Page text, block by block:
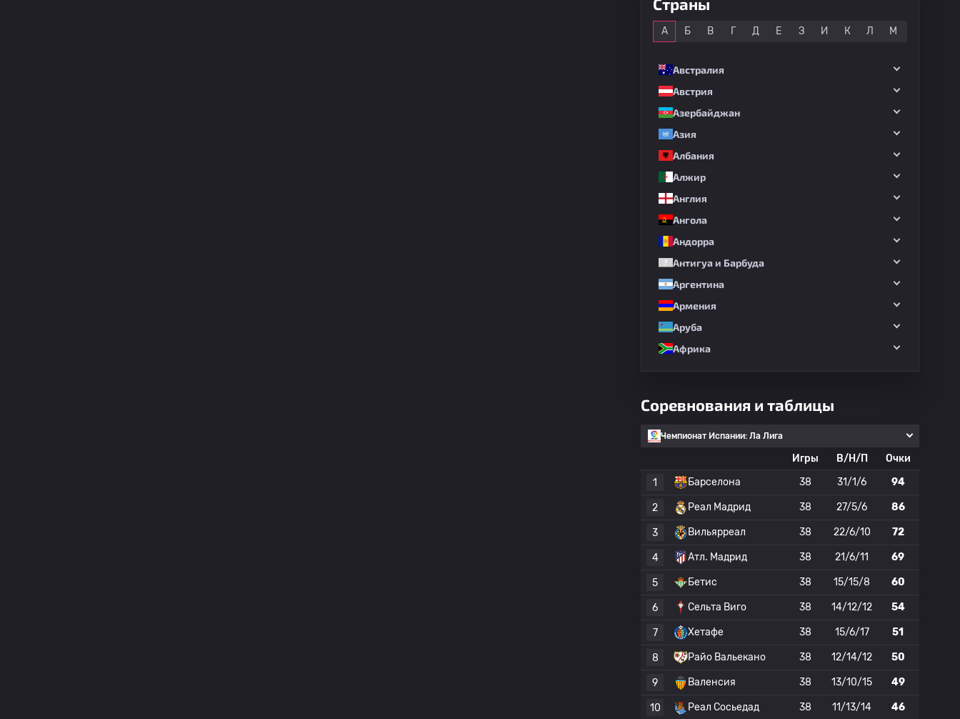
А Б В Г Д Е З И К Л М
Австралия
Австрия
Азербайджан
Азия
Албания
Алжир
Англия
Ангола
Андорра
Антигуа и Барбуда
Аргентина
Армения
Аруба
Африка
Соревнования и таблицы
Чемпионат Испании: Ла Лига
Игры В/Н/П
Очки
1
Барселона 38 31/1/6 94
2 Реал Мадрид 38 27/5/6 86
3 Вильярреал 38 22/6/10 72
4 Атл. Мадрид 38 21/6/11 69
5 Бетис 38 15/15/8 60
6 Сельта Виго 38 14/12/12 54
7 Хетафе 38 15/6/17 51
8 Райо Вальекано 38 12/14/12 50
9 Валенсия 38 13/10/15 49
10 Реал Сосьедад 38 11/13/14 46